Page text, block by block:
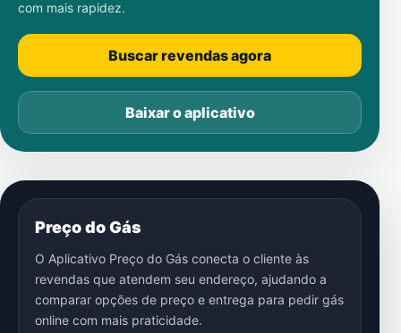
com mais rapidez.
Buscar revendas agora
Baixar o aplicativo
Preço do Gás
O Aplicativo Preço do Gás conecta o cliente às
revendas que atendem seu endereço, ajudando a
comparar opções de preço e entrega para pedir gás
online com mais praticidade.